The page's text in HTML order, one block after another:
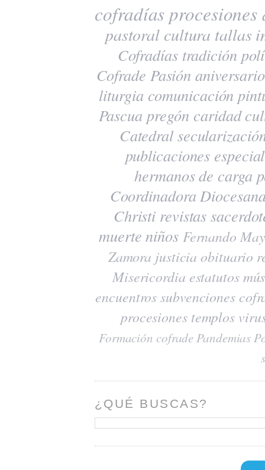
cofradías procesiones
pastoral cultura tallas
Cofradías tradición
Cofrade Pasión
liturgia comunicación
Pascua pregón caridad
Catedral
publicaciones
hermanos de carga
Coordinadora
Christi revistas
muerte niños Fernando
Zamora justicia obituario
Misericordia estatutos
encuentrossubvenciones
procesiones templos
Formación cofradePandemias
¿QUÉ BUSCAS?